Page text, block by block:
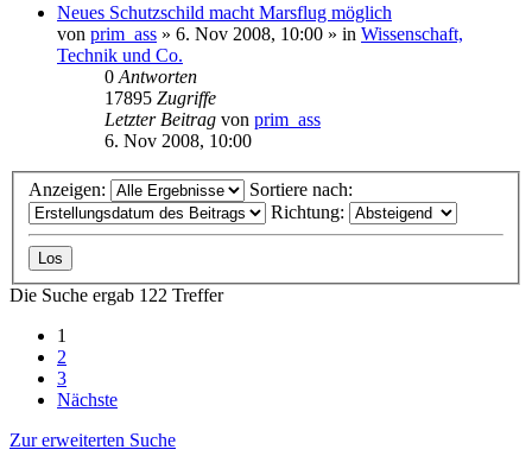
Neues Schutzschild macht Marsflug möglich
von prim_ass » 6. Nov 2008, 10:00 » in Wissenschaft,
Technik und Co.
0 Antworten
17895 Zugriffe
Letzter Beitrag von prim_ass
6. Nov 2008, 10:00
Anzeigen:
Sortiere nach:
Richtung:
Die Suche ergab 122 Treffer
1
2
3
Nächste
Zur erweiterten Suche